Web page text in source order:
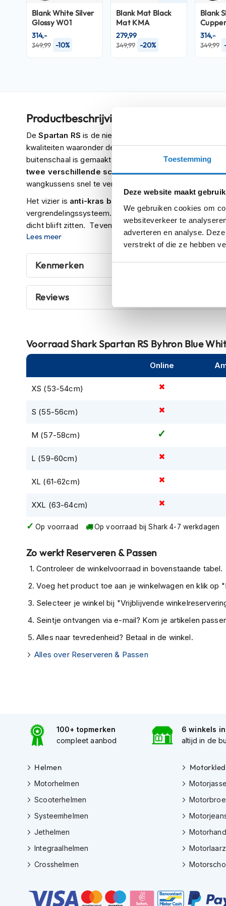
Toestemming
Deze website maakt
We gebruiken cookies om
websiteverkeer te
adverteren en analyse.
verstrekt of die ze hebben
Crosshelmen
Fietshelmen
accessoires
offs
Crossbrillen
Oordoppen
Onderhoud
helm
Helm
houder
kapstok
Motorkleding
Motorjassen
Heren
motorjassen
Dames
motorjassen
motorjassen
Leren
motorjassen
motorjassen
Heren
motorbroeken
Doorwaai
motorbroeken
Leren
motorbroeken
Textiel
Kevlar
motorbroeken
motorbroeken
Motorjeans
Motorpakken
Heren
motorpak
motorpak
Eendelig
Tweedelig
Blank White Silver
Glossy W01
349,99 -10%
314,-
Blank Mat Black
Mat KMA
349,99 -20%
279,99
Blank
349,99
314,-
Productbeschrijving
DeSpartan RS is de nieuwste integraal helm van
kwaliteiten waaronder dedubbel D-ringgeschikt voor
buitenschaal is gemaakt van het zeer sterke materiaal
twee verschillende schaalmaten. Door het"Shark
wangkussens snel te verwijderen bij een ongeval.
Het vizier is anti-kras bestendig
vergrendelingssysteem. Dit systeem zorgt dat het
dicht blijft zitten. Tevens is het vizierPinlock Max
doos.) De Spartan RS is voorzien van eenzonnevizier
zon laag staat. Het vizier is gemakkelijk erop en eraf te
vizierlossingssysteem.
De binnenvoering isuitneembaar en wasbaar
op
antibacterieel behandeld
brildragers ! Om de Spartan RS helemaal compleet te
Lees meer
Kenmerken
Reviews
VoorraadShark Spartan RS Byhron Blue
Online
XS (53-54cm)
S (55-56cm)
M (57-58cm)
L (59-60cm)
XL (61-62cm)
XXL (63-64cm)
Op voorraad Op voorraad bij Shark 4-7 werkdagen
Zo werkt Reserveren & Passen
Controleer de winkelvoorraad in bovenstaande tabel.
Voeg het product toe aan je winkelwagen en klik op
Selecteer je winkel bij "Vrijblijvende
Seintje ontvangen via e-mail? Kom je artikelen
Alles naar tevredenheid? Betaal in de winkel.
Alles over Reserveren & Passen
100+ topmerken
compleet aanbod
6 winkels in
altijd in de
Helmen
Motorhelmen
Scooterhelmen
Systeemhelmen
Jethelmen
Integraalhelmen
Crosshelmen